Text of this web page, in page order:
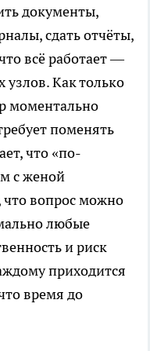
документы,
сдать отчёты,
всё работает —
узлов. Как только
моментально
поменять
что «по-
с женой
что вопрос можно
любые
и риск
приходится
время до